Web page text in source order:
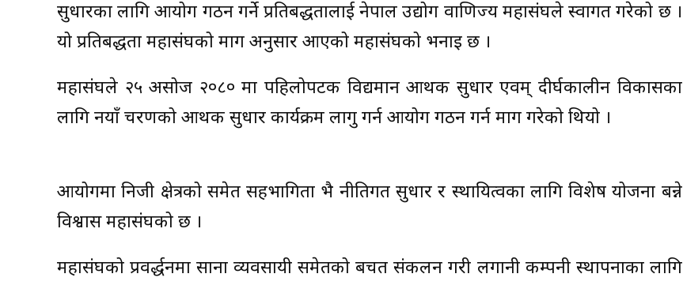
सुधारका लागि आयोग गठन गर्ने प्रतिबद्धतालाई नेपाल उद्योग वाणिज्य महासंघले स्वागत गरेको छ ।
यो प्रतिबद्धता महासंघको माग अनुसार आएको महासंघको भनाइ छ ।
महासंघले २५ असोज २०८० मा पहिलोपटक विद्यमान आर्थिक सुधार एवम् दीर्घकालीन विकासका
लागि नयाँ चरणको आर्थिक सुधार कार्यक्रम लागु गर्न आयोग गठन गर्न माग गरेको थियो ।
आयोगमा निजी क्षेत्रको समेत सहभागिता भै नीतिगत सुधार र स्थायित्वका लागि विशेष योजना बन्ने
विश्वास महासंघको छ ।
महासंघको प्रवर्द्धनमा साना व्यवसायी समेतको बचत संकलन गरी लगानी कम्पनी स्थापनाका लागि